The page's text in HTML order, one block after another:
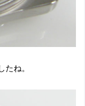
たね。